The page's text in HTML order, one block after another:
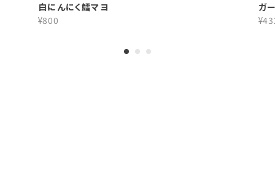
白にんにく鱈マヨ
¥800
ガ